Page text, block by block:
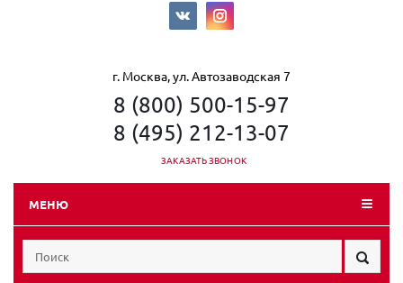
г. Москва, ул. Автозаводская 7
8 (800) 500-15-97
8 (495) 212-13-07
ЗАКАЗАТЬ ЗВОНОК
МЕНЮ